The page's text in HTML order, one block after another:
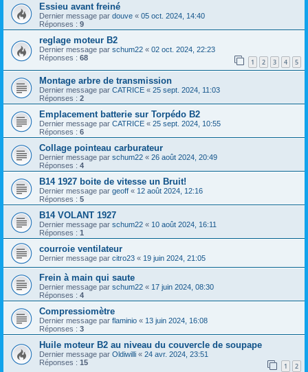
Essieu avant freiné
Dernier message par douve « 05 oct. 2024, 14:40
Réponses : 9
reglage moteur B2
Dernier message par schum22 « 02 oct. 2024, 22:23
Réponses : 68 1 2 3 4 5
Montage arbre de transmission
Dernier message par CATRICE « 25 sept. 2024, 11:03
Réponses : 2
Emplacement batterie sur Torpédo B2
Dernier message par CATRICE « 25 sept. 2024, 10:55
Réponses : 6
Collage pointeau carburateur
Dernier message par schum22 « 26 août 2024, 20:49
Réponses : 4
B14 1927 boite de vitesse un Bruit!
Dernier message par geoff « 12 août 2024, 12:16
Réponses : 5
B14 VOLANT 1927
Dernier message par schum22 « 10 août 2024, 16:11
Réponses : 1
courroie ventilateur
Dernier message par citro23 « 19 juin 2024, 21:05
Frein à main qui saute
Dernier message par schum22 « 17 juin 2024, 08:30
Réponses : 4
Compressiomètre
Dernier message par flaminio « 13 juin 2024, 16:08
Réponses : 3
Huile moteur B2 au niveau du couvercle de soupape
Dernier message par Oldiwilli « 24 avr. 2024, 23:51
Réponses : 15 1 2